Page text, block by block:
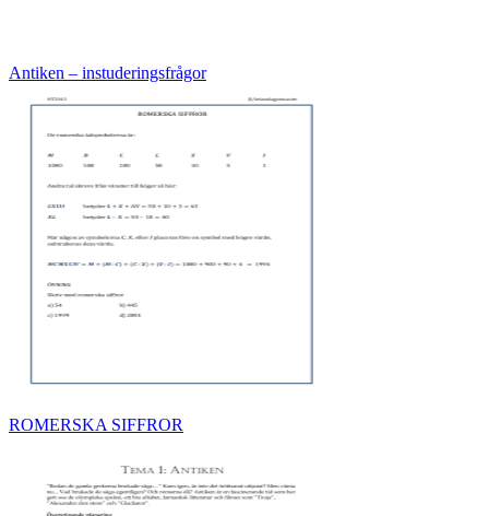
Antiken – instuderingsfrågor
ROMERSKA SIFFROR